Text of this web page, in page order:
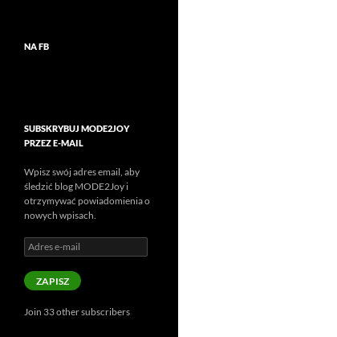
NA FB
SUBSKRYBUJ MODE2JOY
PRZEZ E-MAIL
Wpisz swój adres email, aby
śledzić blog MODE2Joy i
otrzymywać powiadomienia o
nowych wpisach.
Adres
e-
mail
ZAPISZ
Join 33 other subscribers